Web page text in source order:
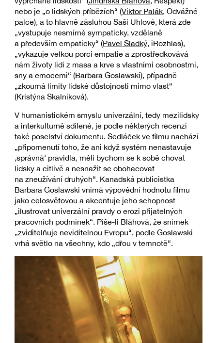
nebo je „o lidských příbězích“ (Viktor Palák, Odvážné
palce), a to hlavně zásluhou Saši Uhlové, která zde
„vystupuje nesmírně sympaticky, vzdělaně
a především empaticky“ (Pavel Sladký, iRozhlas),
„vykazuje velkou porci empatie a zprostředkovává
nám životy lidí z masa a krve s vlastními osobnostmi,
sny a emocemi“ (Barbara Goslawski), případně
„zkoumá limity lidské důstojnosti mimo vlast“
(Kristýna Skalníková).
V humanistickém smyslu univerzální, tedy mezilidsky
a interkulturně sdílené, je podle některých recenzí
také poselství dokumentu. Sedláček ve filmu nachází
„připomenutí toho, že ani když systém nenastavuje
‚správná‘ pravidla, měli bychom se k sobě chovat
lidsky a citlivě a nesnažit se obohacovat
na zneužívání druhých“. Kanadská publicistka
Barbara Goslawski vnímá výpovědní hodnotu filmu
jako celosvětovou a akcentuje jeho schopnost
„ilustrovat univerzální pravdy o erozi přijatelných
pracovních podmínek“. Píše-li Bláhová, že snímek
„zviditelňuje neviditelnou Evropu“, podle Goslawski
vrhá světlo na všechny, kdo „dřou v temnotě“.